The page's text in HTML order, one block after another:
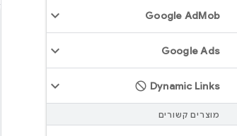
Google AdMob
Google Ads
Dynamic Links
מוצרים קשורים